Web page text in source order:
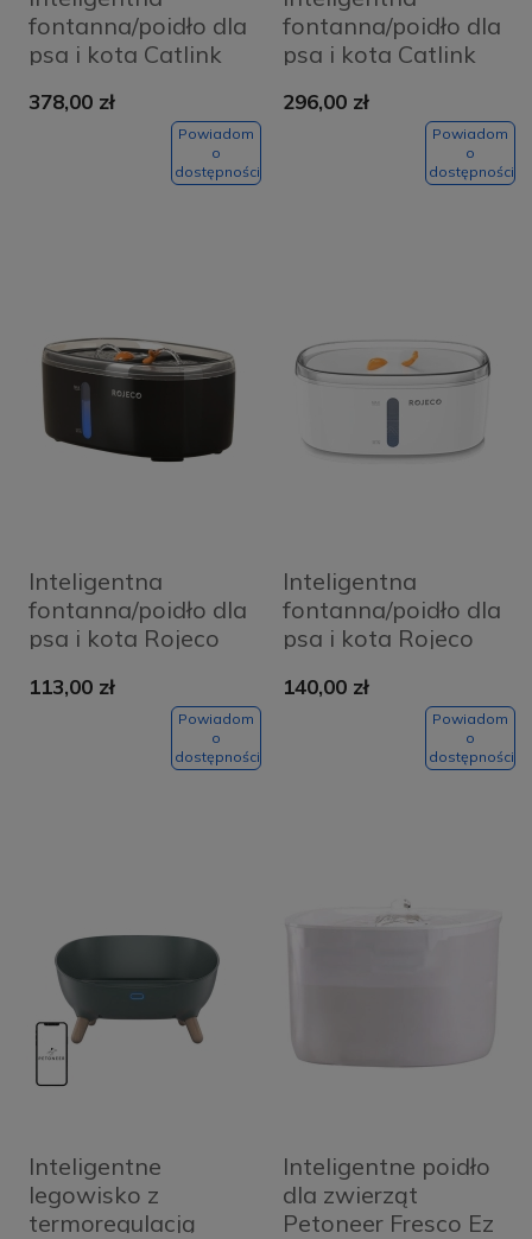
fontanna/poidło dla
psa i kota Catlink
378,00 zł
Powiadom
o
dostępności
fontanna/poidło dla
psa i kota Catlink
296,00 zł
Powiadom
o
dostępności
Inteligentna
fontanna/poidło dla
psa i kota Rojeco
113,00 zł
Powiadom
o
dostępności
Inteligentna
fontanna/poidło dla
psa i kota Rojeco
140,00 zł
Powiadom
o
dostępności
Inteligentne
legowisko z
termoregulacją
Inteligentne poidło
dla zwierząt
Petoneer Fresco Ez